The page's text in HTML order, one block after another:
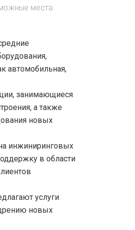
места
автомобильная,
занимающиеся
а также
новых
инжиниринговых
в области
услуги
новых